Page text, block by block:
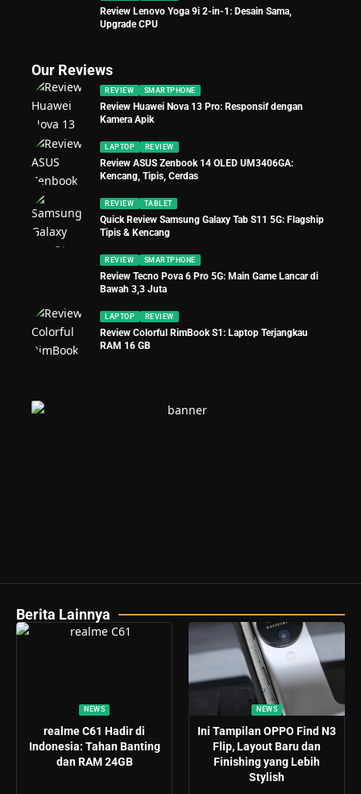
Review Lenovo Yoga 9i 2-in-1: Desain Sama,
Upgrade CPU
Our Reviews
REVIEW SMARTPHONE
Review Huawei Nova 13 Pro: Responsif dengan
Kamera Apik
LAPTOP REVIEW
Review ASUS Zenbook 14 OLED UM3406GA:
Kencang, Tipis, Cerdas
REVIEW TABLET
Quick Review Samsung Galaxy Tab S11 5G: Flagship
Tipis & Kencang
REVIEW SMARTPHONE
Review Tecno Pova 6 Pro 5G: Main Game Lancar di
Bawah 3,3 Juta
LAPTOP REVIEW
Review Colorful RimBook S1: Laptop Terjangkau
RAM 16 GB
Berita Lainnya
NEWS
realme C61 Hadir di
Indonesia: Tahan Banting
dan RAM 24GB
NEWS
Ini Tampilan OPPO Find N3
Flip, Layout Baru dan
Finishing yang Lebih
Stylish